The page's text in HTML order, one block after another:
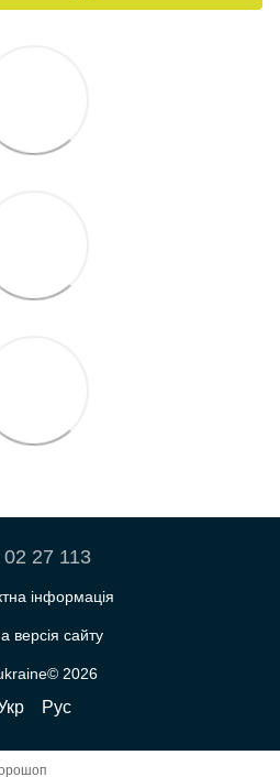
27 113
інформація
версія сайту
2026
Рус